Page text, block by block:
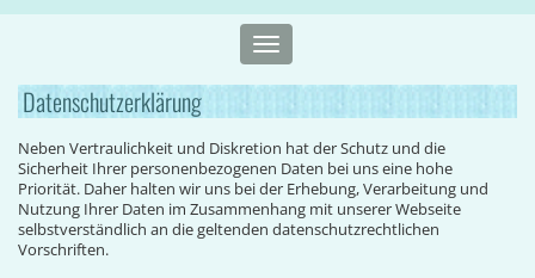
Toggle
navigation
Datenschutzerklärung
Neben Vertraulichkeit und Diskretion hat der Schutz und die
Sicherheit Ihrer personenbezogenen Daten bei uns eine hohe
Priorität. Daher halten wir uns bei der Erhebung, Verarbeitung und
Nutzung Ihrer Daten im Zusammenhang mit unserer Webseite
selbstverständlich an die geltenden datenschutzrechtlichen
Vorschriften.